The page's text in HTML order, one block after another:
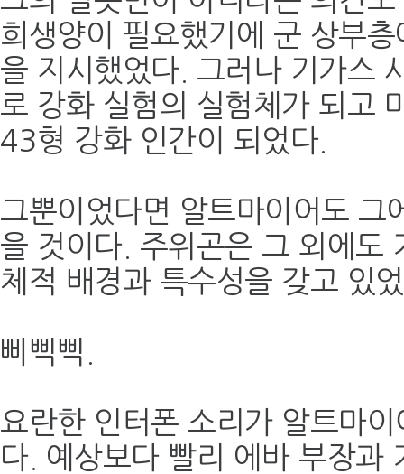
희생양이 필요했기에 군 상부
을 지시했었다. 그러나 기가스
로 강화 실험의 실험체가 되고
43형 강화 인간이 되었다.
그뿐이었다면 알트마이어도 그
을 것이다. 주위곤은 그 외에도
체적 배경과 특수성을 갖고 있
삐삑삑.
요란한 인터폰 소리가 알트마
다. 예상보다 빨리 에바 부장과